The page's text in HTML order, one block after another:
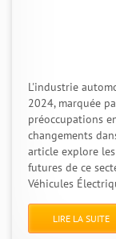
L'industrie
2024, marquée
préoccupations
changements
article explore
futures de ce
Véhicules
LIRE LA SUITE